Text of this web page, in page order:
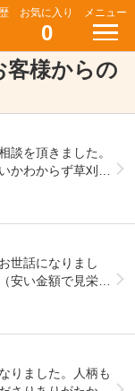
お気に入り
0
メニュー
客様からの
談を頂きました。
かわからず草刈り
実さを感じ北海道
事にしました。
てお任せすること
世話になりまし
安い金額で見栄え
く販売してもらえ
で連絡もくれます
moco不動産に任
にありがとうござ
りました。人柄も